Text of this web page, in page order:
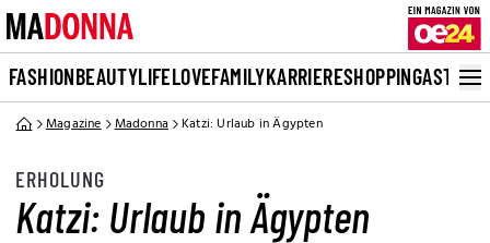
FASHIONBEAUTYLIFELOVEFAMILYKARRIERESHOPPINGASTRO
Magazine Madonna Katzi: Urlaub in Ägypten
ERHOLUNG
Katzi: Urlaub in Ägypten